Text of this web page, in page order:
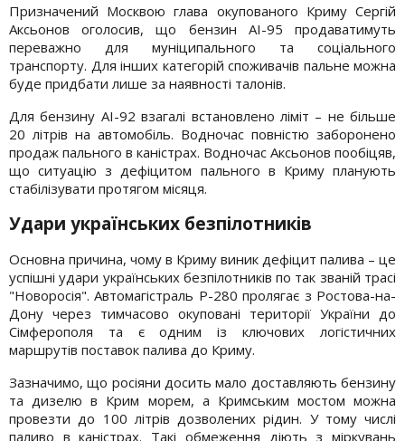
Призначений Москвою глава окупованого Криму Сергій
Аксьонов оголосив, що бензин АІ-95 продаватимуть
переважно для муніципального та соціального
транспорту. Для інших категорій споживачів пальне можна
буде придбати лише за наявності талонів.
Для бензину АІ-92 взагалі встановлено ліміт – не більше
20 літрів на автомобіль. Водночас повністю заборонено
продаж пального в каністрах. Водночас Аксьонов пообіцяв,
що ситуацію з дефіцитом пального в Криму планують
стабілізувати протягом місяця.
Удари українських безпілотників
Основна причина, чому в Криму виник дефіцит палива – це
успішні удари українських безпілотників по так званій трасі
"Новоросія". Автомагістраль Р-280 пролягає з Ростова-на-
Дону через тимчасово окуповані території України до
Сімферополя та є одним із ключових логістичних
маршрутів поставок палива до Криму.
Зазначимо, що росіяни досить мало доставляють бензину
та дизелю в Крим морем, а Кримським мостом можна
провезти до 100 літрів дозволених рідин. У тому числі
паливо в каністрах. Такі обмеження діють з міркувань